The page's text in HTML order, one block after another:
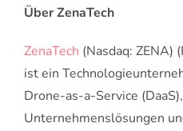
Über ZenaTech
ZenaTech (Nasdaq: ZENA)
ist ein
Drone-as-a-Service
Unternehmenslösungen